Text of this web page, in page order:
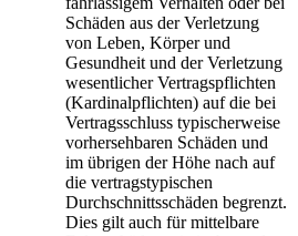
Schäden aus der Verletzung
von Leben, Körper und
Gesundheit und der Verletzung
wesentlicher Vertragspflichten
(Kardinalpflichten) auf die bei
Vertragsschluss typischerweise
vorhersehbaren Schäden und
im übrigen der Höhe nach auf
die vertragstypischen
Durchschnittsschäden begrenzt.
Dies gilt auch für mittelbare